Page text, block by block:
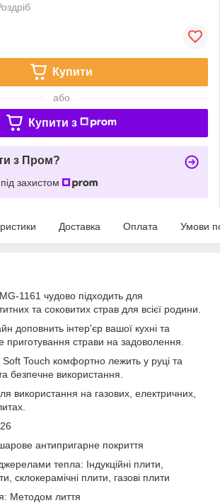
Купити
або
Купити з
з Пром?
захистом
Доставка Оплата Умови
1161 чудово підходить для
та соковитих страв для всієї родини.
доповнить інтер'єр вашої кухні та
приготування страви на задоволення.
Soft Touch комфортно лежить у руці та
безпечне використання.
використання на газових, електричних,
антипригарне покриття
тепла: Індукційні плити,
склокерамічні плити, газові плити
Методом лиття